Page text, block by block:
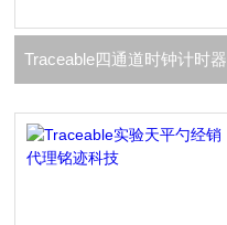
Traceable四通道时钟计时器